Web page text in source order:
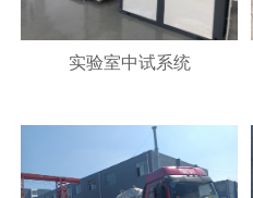
实验室中试系统